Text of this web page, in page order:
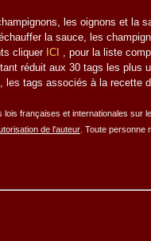
les oignons et la
la sauce, les
cliquer ICI , pour la liste
réduit aux 30 tags les plus
les tags associés à la recette
françaises et internationales sur
de l'auteur . Toute